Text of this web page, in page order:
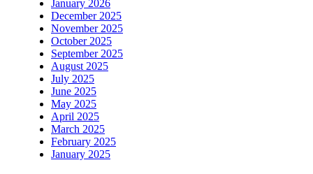
January 2026
December 2025
November 2025
October 2025
September 2025
August 2025
July 2025
June 2025
May 2025
April 2025
March 2025
February 2025
January 2025